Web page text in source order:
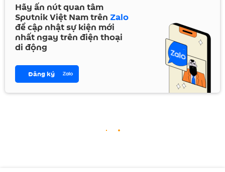
Hãy ấn nút quan tâm
Sputnik Việt Nam trên Zalo
để cập nhật sự kiện mới
nhất ngay trên điện thoại
di động
Đăng ký